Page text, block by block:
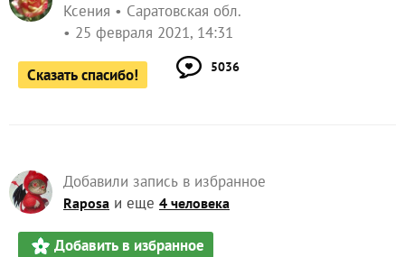
Ксения
Саратовская обл.
25 февраля 2021, 14:31
Сказать спасибо! 5036
Добавили запись в избранное
Raposa и еще 4 человека
Добавить в избранное